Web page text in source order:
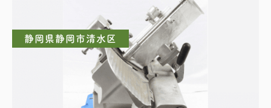
静岡県静岡市清水区